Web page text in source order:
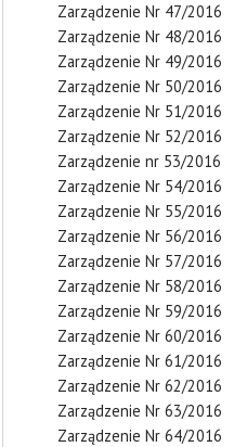
Zarządzenie Nr 47/2016
Zarządzenie Nr 48/2016
Zarządzenie Nr 49/2016
Zarządzenie Nr 50/2016
Zarządzenie Nr 51/2016
Zarządzenie Nr 52/2016
Zarządzenie nr 53/2016
Zarządzenie Nr 54/2016
Zarządzenie Nr 55/2016
Zarządzenie Nr 56/2016
Zarządzenie Nr 57/2016
Zarządzenie Nr 58/2016
Zarządzenie Nr 59/2016
Zarządzenie Nr 60/2016
Zarządzenie Nr 61/2016
Zarządzenie Nr 62/2016
Zarządzenie Nr 63/2016
Zarządzenie Nr 64/2016